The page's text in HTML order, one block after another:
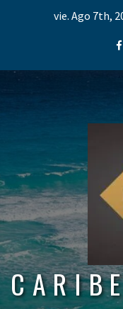
vie. Ago 7th,